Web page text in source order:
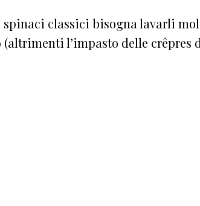
classici bisogna lavarli
l’impasto delle crêpres